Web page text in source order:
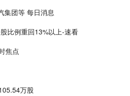
集团等 每日消息
比例重回13%以上-速看
焦点
万股